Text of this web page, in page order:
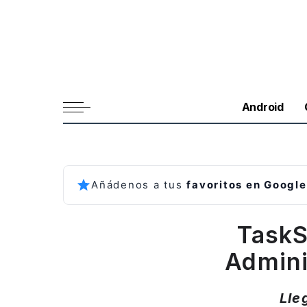
Android
Añádenos a tusfavoritos en Google